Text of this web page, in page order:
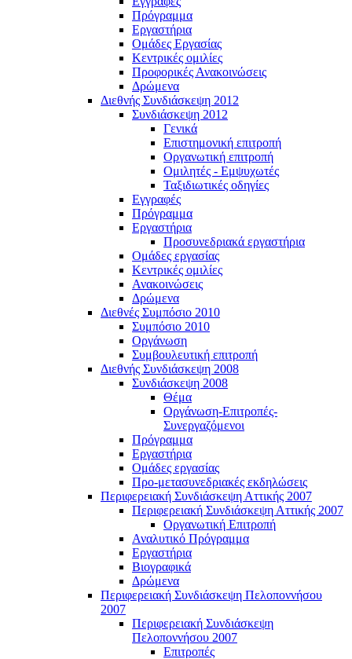
Πρόγραμμα
Εργαστήρια
Ομάδες Εργασίας
Κεντρικές ομιλίες
Προφορικές Ανακοινώσεις
Δρώμενα
Διεθνής Συνδιάσκεψη 2012
Συνδιάσκεψη 2012
Γενικά
Επιστημονική επιτροπή
Οργανωτική επιτροπή
Ομιλητές - Εμψυχωτές
Ταξιδιωτικές οδηγίες
Εγγραφές
Πρόγραμμα
Εργαστήρια
Προσυνεδριακά εργαστήρια
Ομάδες εργασίας
Κεντρικές ομιλίες
Ανακοινώσεις
Δρώμενα
Διεθνές Συμπόσιο 2010
Συμπόσιο 2010
Οργάνωση
Συμβουλευτική επιτροπή
Διεθνής Συνδιάσκεψη 2008
Συνδιάσκεψη 2008
Θέμα
Οργάνωση-Επιτροπές-
Συνεργαζόμενοι
Πρόγραμμα
Εργαστήρια
Ομάδες εργασίας
Προ-μετασυνεδριακές εκδηλώσεις
Περιφερειακή Συνδιάσκεψη Αττικής 2007
Περιφερειακή Συνδιάσκεψη Αττικής 2007
Οργανωτική Επιτροπή
Αναλυτικό Πρόγραμμα
Εργαστήρια
Βιογραφικά
Δρώμενα
Περιφερειακή Συνδιάσκεψη Πελοποννήσου
2007
Περιφερειακή Συνδιάσκεψη
Πελοποννήσου 2007
Επιτροπές